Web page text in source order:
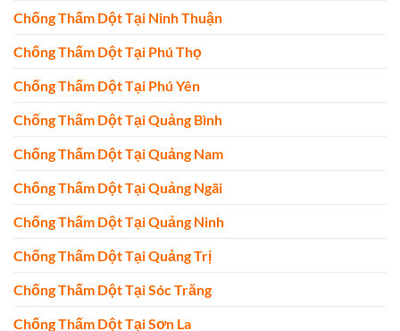
Chống Thấm Dột Tại Ninh Thuận
Chống Thấm Dột Tại Phú Thọ
Chống Thấm Dột Tại Phú Yên
Chống Thấm Dột Tại Quảng Bình
Chống Thấm Dột Tại Quảng Nam
Chống Thấm Dột Tại Quảng Ngãi
Chống Thấm Dột Tại Quảng Ninh
Chống Thấm Dột Tại Quảng Trị
Chống Thấm Dột Tại Sóc Trăng
Chống Thấm Dột Tại Sơn La